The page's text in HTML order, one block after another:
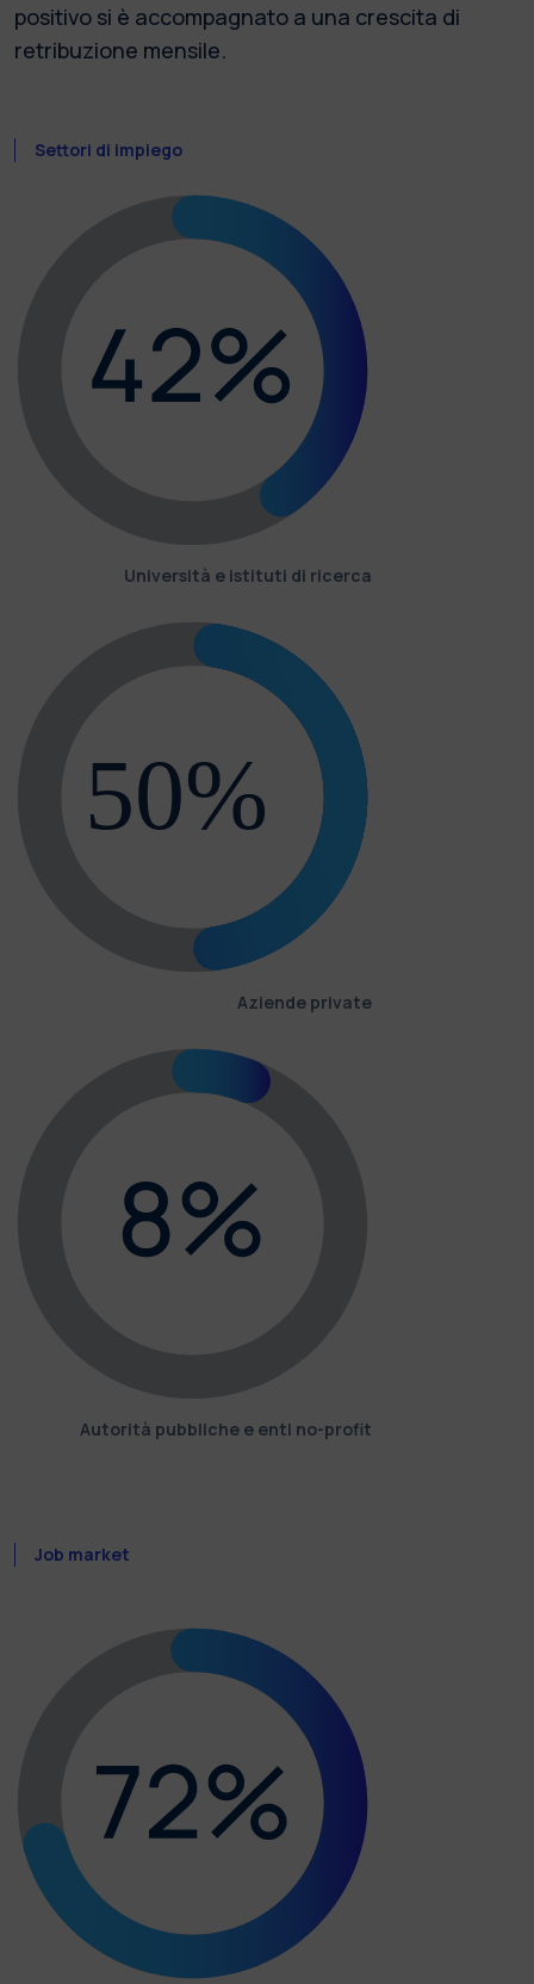
positivo si è accompagnato a una crescita di
retribuzione mensile.
Settori di impiego
Università e istituti di ricerca
Aziende private
Autorità pubbliche e enti no-profit
Job market